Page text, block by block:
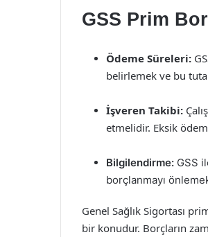
GSS Prim
Ödeme Süreleri:
belirlemek ve bu
İşveren Takibi:
etmelidir. Eksik
Bilgilendirme: GSS
borçlanmayı
Genel Sağlık Sigortası
bir konudur. Borçların